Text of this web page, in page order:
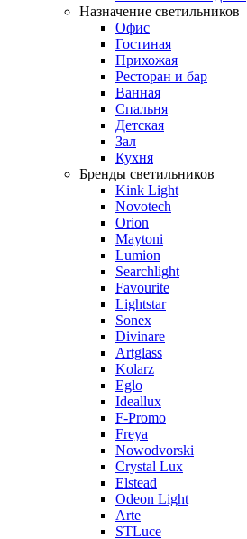
Назначение светильников
Офис
Гостиная
Прихожая
Ресторан и бар
Ванная
Спальня
Детская
Зал
Кухня
Бренды светильников
Kink Light
Novotech
Orion
Maytoni
Lumion
Searchlight
Favourite
Lightstar
Sonex
Divinare
Artglass
Kolarz
Eglo
Ideallux
F-Promo
Freya
Nowodvorski
Crystal Lux
Elstead
Odeon Light
Arte
STLuce